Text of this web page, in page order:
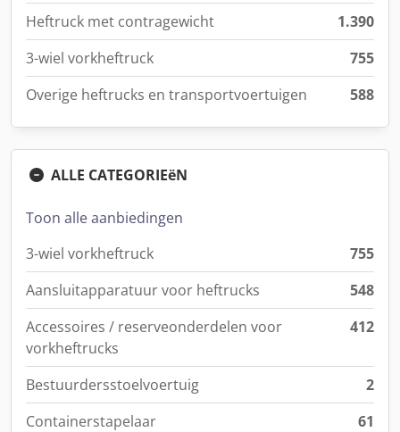
Heftruck met contragewicht
1.390
3-wiel vorkheftruck
755
Overige heftrucks en transportvoertuigen
588
ALLE CATEGORIEëN
Toon alle aanbiedingen
3-wiel vorkheftruck
755
Aansluitapparatuur voor heftrucks
548
Accessoires / reserveonderdelen voor
vorkheftrucks
412
Bestuurdersstoelvoertuig
2
Containerstapelaar
61